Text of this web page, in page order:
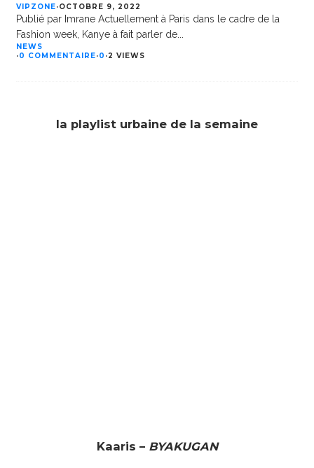
VIPZONE·OCTOBRE 9, 2022
Publié par Imrane Actuellement à Paris dans le cadre de la
Fashion week, Kanye à fait parler de...
NEWS
·0 COMMENTAIRE·0 ·2 VIEWS
la playlist urbaine de la semaine
Kaaris – BYAKUGAN